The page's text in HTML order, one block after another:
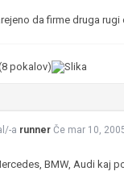
da firme druga
pokalov)
a runner Če mar 10,
BMW, Audi kaj